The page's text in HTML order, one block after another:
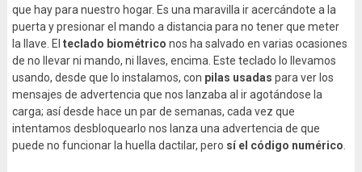
que hay para nuestro hogar. Es una maravilla ir acercándote a la
puerta y presionar el mando a distancia para no tener que meter
la llave. El teclado biométrico nos ha salvado en varias ocasiones
de no llevar ni mando, ni llaves, encima. Este teclado lo llevamos
usando, desde que lo instalamos, con pilas usadas para ver los
mensajes de advertencia que nos lanzaba al ir agotándose la
carga; así desde hace un par de semanas, cada vez que
intentamos desbloquearlo nos lanza una advertencia de que
puede no funcionar la huella dactilar, pero sí el código numérico